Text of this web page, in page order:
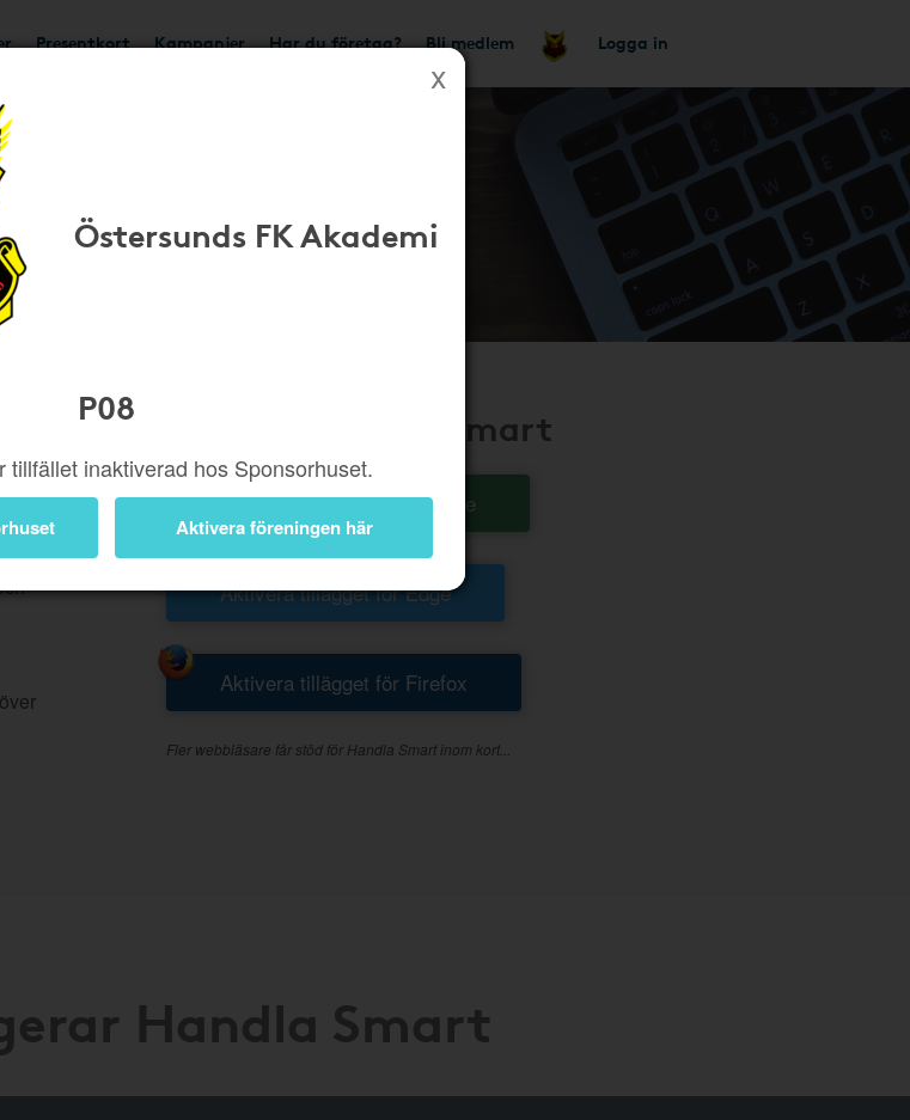
Presentkort Kampanjer Har du företag? Bli medlem Logga in
Östersunds FK Akademi
P08
tillfället inaktiverad hos Sponsorhuset.
Aktivera föreningen här
Smart
Lägg till Handla Smart
Aktivera tillägget för Chrome
Aktivera tillägget för Edge
Aktivera tillägget för Firefox
Fler webbläsare får stöd för Handla Smart inom kort...
Handla Smart